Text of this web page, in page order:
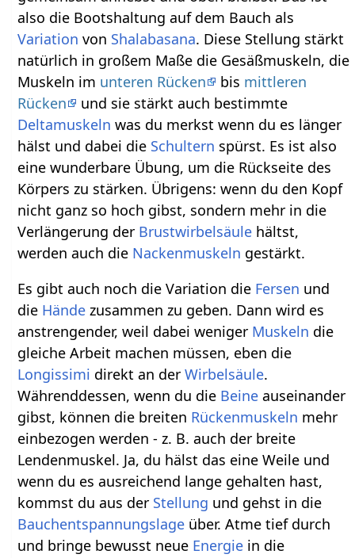
also die Bootshaltung auf dem Bauch als
Variation von Shalabasana. Diese Stellung stärkt
natürlich in großem Maße die Gesäßmuskeln, die
Muskeln im unteren Rücken bis mittleren
Rücken
und sie stärkt auch bestimmte
Deltamuskeln was du merkst wenn du es länger
hälst und dabei die Schultern spürst. Es ist also
eine wunderbare Übung, um die Rückseite des
Körpers zu stärken. Übrigens: wenn du den Kopf
nicht ganz so hoch gibst, sondern mehr in die
Verlängerung der Brustwirbelsäule hältst,
werden auch die Nackenmuskeln gestärkt.
Es gibt auch noch die Variation die Fersen und
die Hände zusammen zu geben. Dann wird es
anstrengender, weil dabei weniger Muskeln die
gleiche Arbeit machen müssen, eben die
Longissimi direkt an derWirbelsäule.
Währenddessen, wenn du die Beine auseinander
gibst, können die breiten Rückenmuskeln mehr
einbezogen werden - z. B. auch der breite
Lendenmuskel. Ja, du hälst das eine Weile und
wenn du es ausreichend lange gehalten hast,
kommst du aus der Stellung und gehst in die
Bauchentspannungslage über. Atme tief durch
und bringe bewusst neue Energie in die